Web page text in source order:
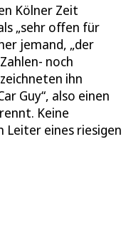
Kölner Zeit
„sehr offen für
jemand, „der
noch
ihn
Guy“, also einen
Keine
Leiter eines riesigen